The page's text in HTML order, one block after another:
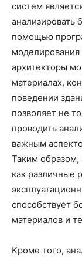
систем
помощью
архитекторы
материалах,
поведении
позволяет не
проводить
важным
Таким образом,
как различные
способствует
материалов и
Кроме того,